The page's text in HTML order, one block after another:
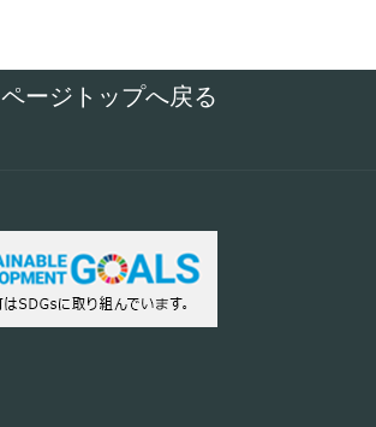
ページトップへ戻る